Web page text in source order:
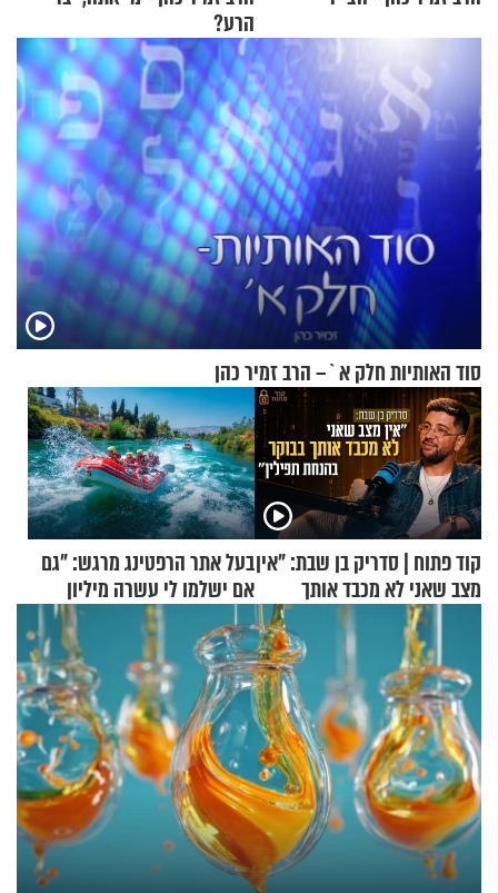
הרע?
סוד האותיות חלק א`– הרב זמיר כהן
קוד פתוח | סדריק בן שבת: "אין
מצב שאני לא מכבד אותך
בבוקר בהנחת תפילין"
בעל אתר הרפטינג מרגש: "גם
אם ישלמו לי עשרה מיליון
שקלים - לא אפתח בשבת"